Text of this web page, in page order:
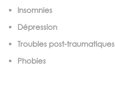
Insomnies
Dépression
Troubles post-traumatiques
Phobies